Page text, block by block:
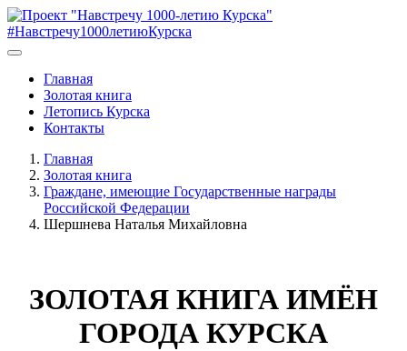
#Навстречу1000летиюКурска
Главная
Золотая книга
Летопись Курска
Контакты
Главная
Золотая книга
Граждане, имеющие Государственные награды
Российской Федерации
Шершнева Наталья Михайловна
ЗОЛОТАЯ КНИГА ИМЁН
ГОРОДА КУРСКА